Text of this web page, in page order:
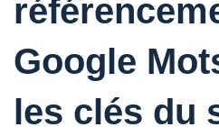
Google
les clés du